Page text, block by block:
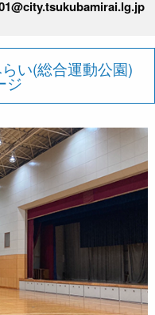
い(総合運動公園)
ジ